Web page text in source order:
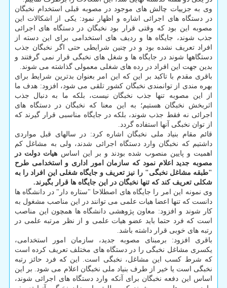
وی به جزییات چالش های موجود در مصوبه قبلی استخدام نخبگان
در دستگاه های اجرائی اشاره و اظهار نمود: یکی از اشکالات این
مصوبه این بود که وقتی قرار بود نخبگان در دستگاه های اجرائی
جذب شوند، جایگاه ها و ردیف های استخدامی برای این دسته از
افراد تعریف نشده بود و در چنین شرایطی حتی اگر نخبگان جذب
دستگاهها شوند در جایگاه ها و شغل های نخبگی قرار نمی گرفتند و
بدین جهت این افراد در رده های شغلی معمولی گذاشته می شوند.
باقری مقدم با تاکید بر این که این امر بعنوان بدترین شرایط برای
بهره مندی از توانمندی نخبگان کشور تلقی می شود، افزود: هدف ما
از این مصوبه تنها جذب نخبگان نیست، بلکه ما به دنبال جذب
اثربخش نخبگان هستیم؛ به این معنا که نخبگان در دستگاه های
اجرائی نه فقط جذب شوند، بلکه در جایگاه مناسبی قرار گیرند که
از توان نخبگی آنها استفاده گردد.
قائم مقام بنیاد ملی نخبگان اشاره کرد: در سالهای قبل مواردی
داشتیم که نخبگان وارد دستگاه اجرائی شدند، ولی به مشاغل کم
اهمیت و پایین منصوب شده بودند و بر این اساس هیات دولت در
مصوبه جدید اعلام نمود که سازمان امور اداری و استخدامی طرح
"طبقه مشاغل نخبگی" را نیز تعریف و جایگاه شغلی این افراد را به
شکلی تعریف کند که تنها نخبگان در این جایگاه ها قرار بگیرند.
وی نمونه این امر را جایگاه های اصطلاحا "ستاره دار" در دانشگاه ها
دانست که تنها اعضا هیات علمی می توانند در این مناصب مشغول به
کار شوند و افزود: معاون پژوهشی دانشگاه ها همچون این مناصب
است که فرد حتما باید عضو هیات علمی و از نظر مرتبه علمی در
رتبه های خوبی قرار داشته باشد.
باقری افزود: برمبنای مصوبه جدید، سازمان امور استخدامی،
یکسری مشاغل نخبگی را در دستگاه های مختلف تعریف کرده است
که شرط کسب این مشاغل، نخبگی است. این که فرد حائز رتبه
نخبگی است یا خیر از طرف بنیاد ملی نخبگان اعلام می شود. بر این
اساس این دفعه نخبگان برای آنکه وارد دستگاه های اجرائی شوند،